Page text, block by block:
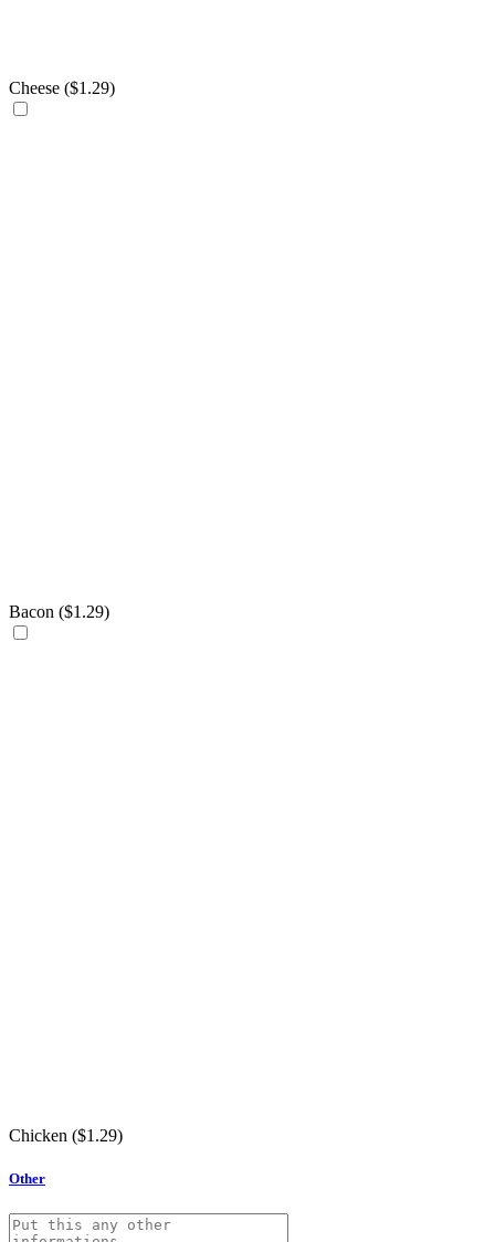
Cheese ($1.29)
Bacon ($1.29)
Chicken ($1.29)
Other